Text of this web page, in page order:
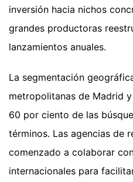
inversión hacia nichos
grandes productoras
lanzamientos anuales.
La segmentación
metropolitanas de Madrid
60 por ciento de las
términos. Las agencias de
comenzado a colaborar
internacionales para